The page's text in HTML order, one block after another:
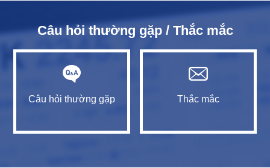
Câu hỏi thường gặp / Thắc mắc
Câu hỏi thường gặp Thắc mắc